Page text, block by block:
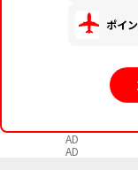
ポイ
AD
AD